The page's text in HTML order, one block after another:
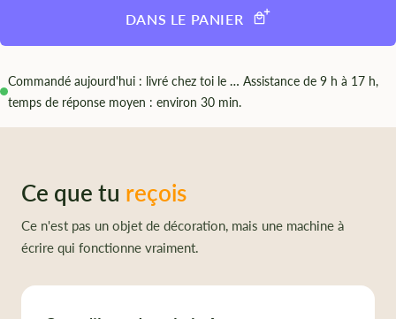
DANS LE PANIER
Commandé aujourd'hui : livré chez toi le … Assistance de 9 h à 17 h,
temps de réponse moyen : environ 30 min.
Ce que tu reçois
Ce n'est pas un objet de décoration, mais une machine à
écrire qui fonctionne vraiment.